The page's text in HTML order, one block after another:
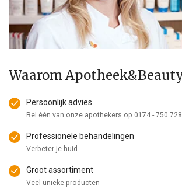
Waarom
Persoonlijk advies
Bel één van onze apothekers op 0174 - 750 728
Professionele behandelingen
Verbeter je huid
Groot assortiment
Veel unieke producten